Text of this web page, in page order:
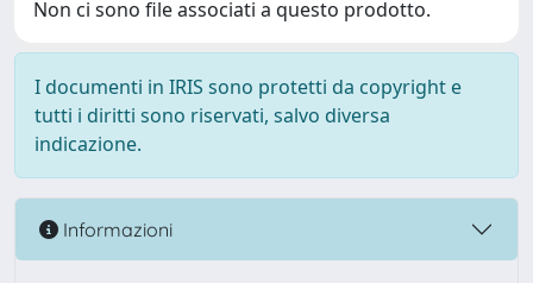
Non ci sono file associati a questo prodotto.
I documenti in IRIS sono protetti da copyright e
tutti i diritti sono riservati, salvo diversa
indicazione.
Informazioni